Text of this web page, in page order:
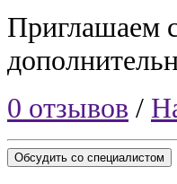
Приглашаем
0 отзывов /
Обсудить со специалистом